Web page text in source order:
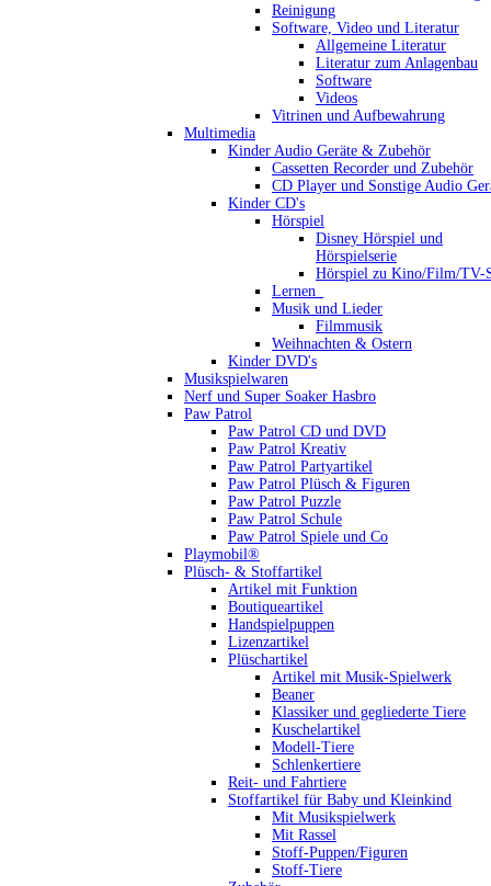
Reinigung
Software, Video und Literatur
Allgemeine Literatur
Literatur zum Anlagenbau
Software
Videos
Vitrinen und Aufbewahrung
Multimedia
Kinder Audio Geräte & Zubehör
Cassetten Recorder und Zubehör
CD Player und Sonstige Audio
Kinder CD's
Hörspiel
Disney Hörspiel und
Hörspielserie
Hörspiel zu Kino/Film/TV-
Lernen_
Musik und Lieder
Filmmusik
Weihnachten & Ostern
Kinder DVD's
Musikspielwaren
Nerf und Super Soaker Hasbro
Paw Patrol
Paw Patrol CD und DVD
Paw Patrol Kreativ
Paw Patrol Partyartikel
Paw Patrol Plüsch & Figuren
Paw Patrol Puzzle
Paw Patrol Schule
Paw Patrol Spiele und Co
Playmobil®
Plüsch- & Stoffartikel
Artikel mit Funktion
Boutiqueartikel
Handspielpuppen
Lizenzartikel
Plüschartikel
Artikel mit Musik-Spielwerk
Beaner
Klassiker und gegliederte Tiere
Kuschelartikel
Modell-Tiere
Schlenkertiere
Reit- und Fahrtiere
Stoffartikel für Baby und Kleinkind
Mit Musikspielwerk
Mit Rassel
Stoff-Puppen/Figuren
Stoff-Tiere